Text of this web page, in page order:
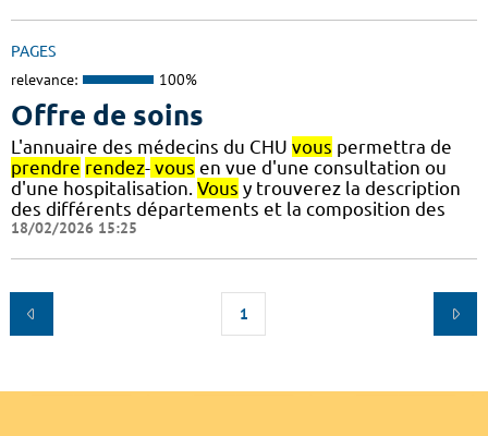
PAGES
relevance: 100%
Offre de soins
L'annuaire des médecins du CHU vous permettra de
prendre rendez- vous en vue d'une consultation ou
d'une hospitalisation. Vous y trouverez la description
des différents départements et la composition des
18/02/2026 15:25
1